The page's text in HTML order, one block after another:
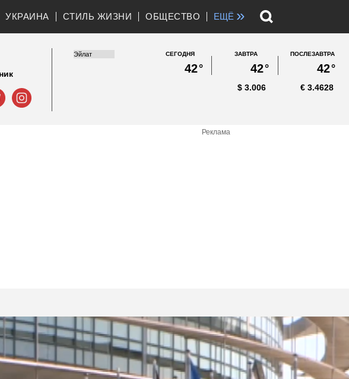
УКРАИНА СТИЛЬ ЖИЗНИ ОБЩЕСТВО ЕЩЁ »
СЕГОДНЯ
42°
ЗАВТРА
42°
ПОСЛЕЗАВТРА
42°
3.006
$ 3.4628
€
Реклама